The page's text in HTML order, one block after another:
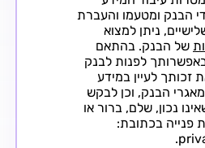
הבנק ומטעמו והעברת
ניתן למצוא
של הבנק. בהתאם
לפנות לבנק
לעיין במידע
הבנק, וכן לבקש
נכון, שלם, ברור או
פנייה בכתובת: